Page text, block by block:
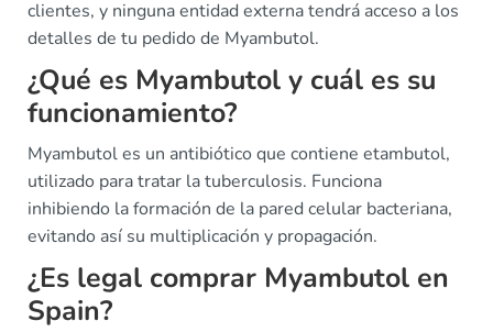
clientes, y ninguna entidad externa tendrá acceso a los
detalles de tu pedido de Myambutol.
¿Qué es Myambutol y cuál es su
funcionamiento?
Myambutol es un antibiótico que contiene etambutol,
utilizado para tratar la tuberculosis. Funciona
inhibiendo la formación de la pared celular bacteriana,
evitando así su multiplicación y propagación.
¿Es legal comprar Myambutol en
Spain?